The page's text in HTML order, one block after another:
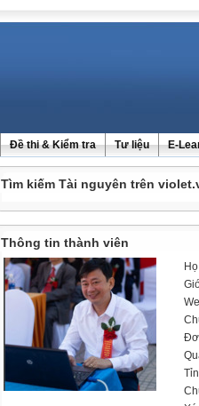
Đề thi & Kiểm tra Tư liệu E-
Tìm kiếm Tài nguyên trên
Thông tin thành viên